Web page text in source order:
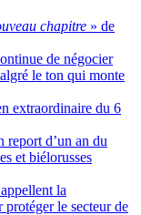
chapitre » de
de négocier
le ton qui monte
extraordinaire du 6
report d’un an du
et biélorusses
la
le secteur de